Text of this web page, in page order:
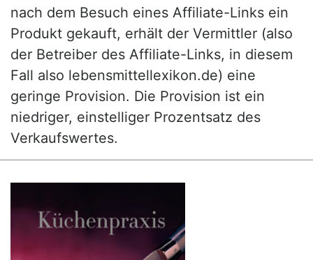
nach dem Besuch eines Affiliate-Links ein
Produkt gekauft, erhält der Vermittler (also
der Betreiber des Affiliate-Links, in diesem
Fall also lebensmittellexikon.de) eine
geringe Provision. Die Provision ist ein
niedriger, einstelliger Prozentsatz des
Verkaufswertes.